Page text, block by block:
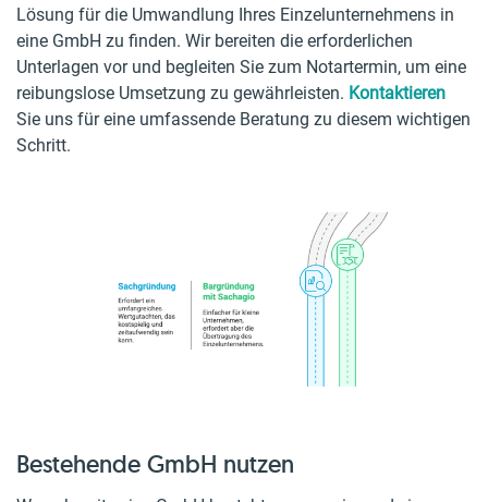
Lösung für die Umwandlung Ihres Einzelunternehmens in
eine GmbH zu finden. Wir bereiten die erforderlichen
Unterlagen vor und begleiten Sie zum Notartermin, um eine
reibungslose Umsetzung zu gewährleisten. Kontaktieren
Sie uns für eine umfassende Beratung zu diesem wichtigen
Schritt.
Bestehende GmbH nutzen